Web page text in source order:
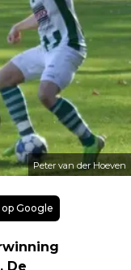
Peter van der Hoeven
Google
De